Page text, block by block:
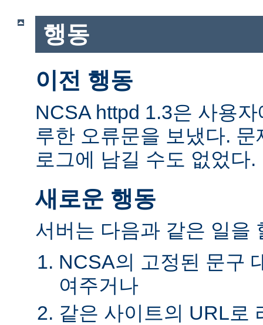
행동
이전 행동
NCSA httpd 1.3은 사용
루한 오류문을 보냈다.
로그에 남길 수도 없었다.
새로운 행동
서버는 다음과 같은 일을
NCSA의 고정된 문구
여주거나
같은 사이트의 URL로